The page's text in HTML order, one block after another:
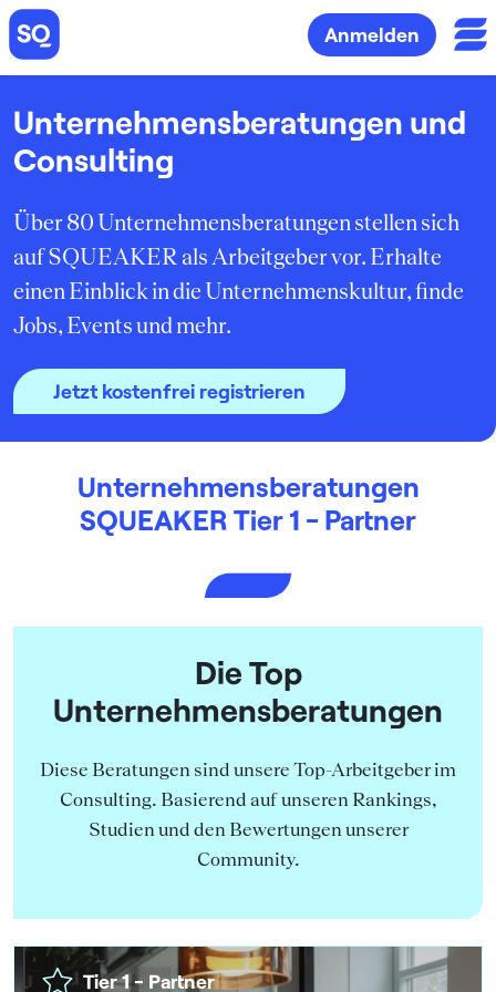
Anmelden
Unternehmens­beratungen und
Consulting
Über 80 Unternehmensberatungen stellen sich
auf SQUEAKER als Arbeitgeber vor. Erhalte
einen Einblick in die Unternehmenskultur, finde
Jobs, Events und mehr.
Jetzt kostenfrei registrieren
Unternehmens­beratungen
SQUEAKER Tier 1 - Partner
Die Top
Unternehmens­beratungen
Diese Beratungen sind unsere Top-Arbeitgeber im
Consulting. Basierend auf unseren Rankings,
Studien und den Bewertungen unserer
Community.
Tier 1 - Partner